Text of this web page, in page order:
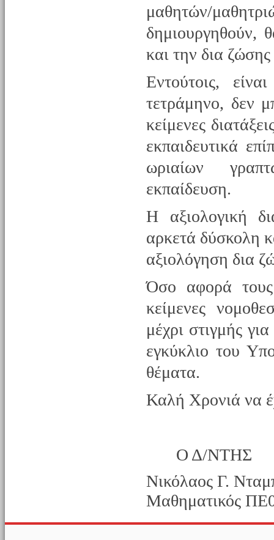
μαθητών/
δημιουργηθούν,
και την δια
Εντούτοις,
τετράμηνο, δεν
κείμενες
εκπαιδευτικά
ωριαίων
εκπαίδευση.
Η αξιολογική
αρκετά δύσκολη
αξιολόγηση δια
Όσο αφορά
κείμενες
μέχρι στιγμής
εγκύκλιο του
θέματα.
Καλή Χρονιά να
Ο Δ/ΝΤΗΣ
Νικόλαος Γ.
Μαθηματικός